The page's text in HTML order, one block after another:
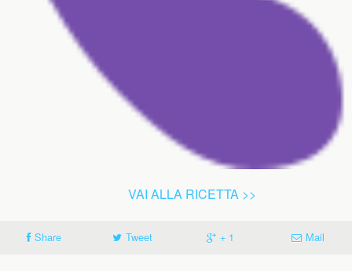
VAI ALLA RICETTA >>
Share Tweet + 1 Mail